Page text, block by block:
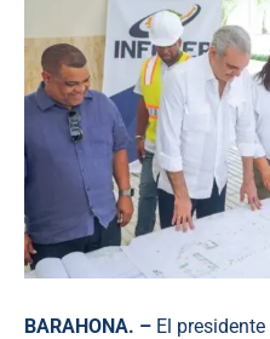
BARAHONA. – El